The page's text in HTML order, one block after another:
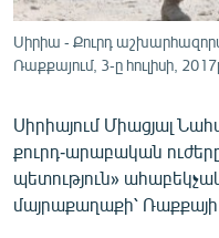
ՄԵԿՆԱԲԱՆՈՒԹՅՈՒՆ
ՏՏ ԵՒ ԻՆՏԵՐՆԵՏ
ԱՐԽԻՎ
ՏԵՍԱՆՅՈՒԹԵՐ
ԲԱՆԱՎԵՃ
Սիրիա - Քուրդ
Ռաքքայում, 3-ը հուլիսի,
Սիրիայում Միացյալ
քուրդ-արաբական
պետություն»
մայրաքաղաքի՝